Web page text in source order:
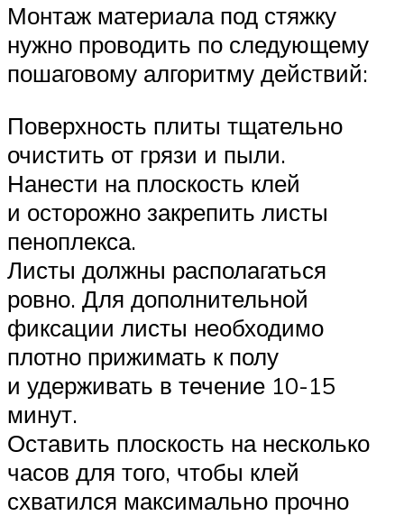
Монтаж материала под стяжку
нужно проводить по следующему
пошаговому алгоритму действий:
Поверхность плиты тщательно
очистить от грязи и пыли.
Нанести на плоскость клей
и осторожно закрепить листы
пеноплекса.
Листы должны располагаться
ровно. Для дополнительной
фиксации листы необходимо
плотно прижимать к полу
и удерживать в течение 10-15
минут.
Оставить плоскость на несколько
часов для того, чтобы клей
схватился максимально прочно